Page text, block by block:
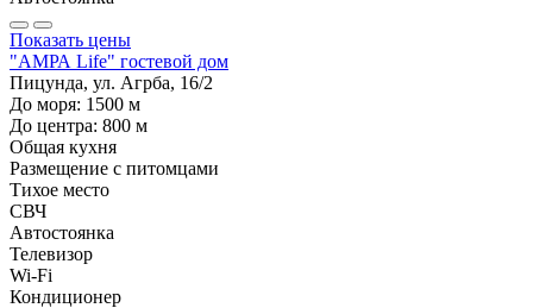
Показать цены
"АМРА Life" гостевой дом
Пицунда, ул. Агрба, 16/2
До моря: 1500 м
До центра: 800 м
Общая кухня
Размещение с питомцами
Тихое место
СВЧ
Автостоянка
Телевизор
Wi-Fi
Кондиционер